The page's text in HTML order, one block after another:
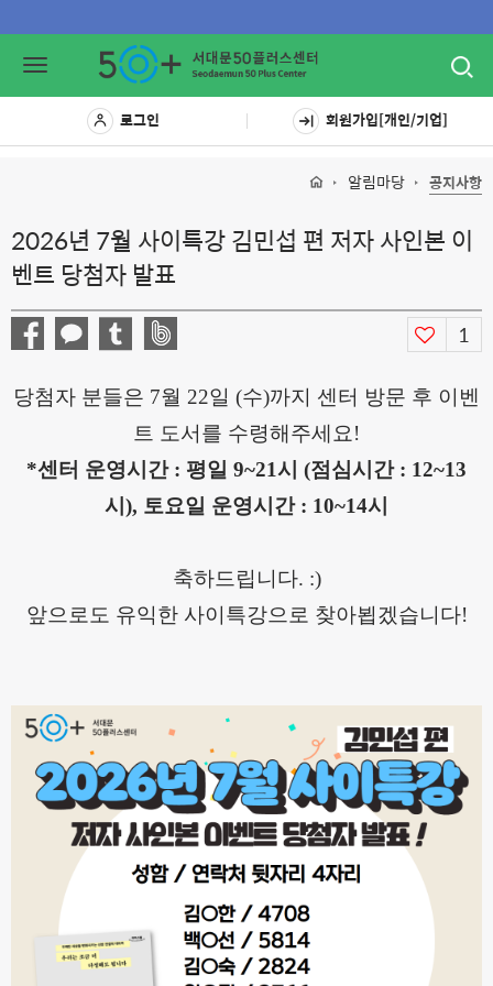
Toggle
로그인 회원가입[개인/기업]
알림마당 공지사항
2026년 7월 사이특강 김민섭 편 저자 사인본 이
벤트 당첨자 발표
1
당첨자 분들은 7월 22일 (수)까지 센터 방문 후 이벤
트 도서를 수령해주세요!
*센터 운영시간 : 평일 9~21시 (점심시간 : 12~13
시), 토요일 운영시간 : 10~14시
축하드립니다. :)
앞으로도 유익한 사이특강으로 찾아뵙겠습니다!